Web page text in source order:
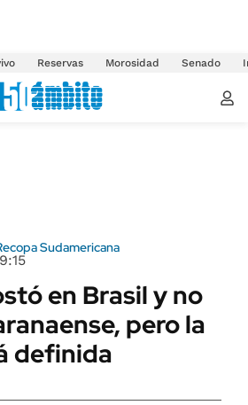
Reservas Morosidad Senado
Sudamericana
en Brasil y no
pero la
definida